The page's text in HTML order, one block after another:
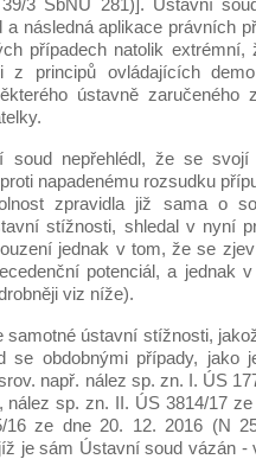
3 SbNU 281)]. Ústavní
a následná aplikace právních
případech natolik
z principů ovládajících
ústavně zaručeného
soud nepřehlédl, že se
napadenému rozsudku
zpravidla již sama o
stížnosti, shledal v nyní
jednak v tom, že se
potenciál, a jednak
viz níže).
samotné ústavní stížnosti,
se obdobnými případy, jako
např. nález sp. zn. I. ÚS
nález sp. zn. II. ÚS 3814/17
ze dne 20. 12. 2016 (N
je sám Ústavní soud vázán